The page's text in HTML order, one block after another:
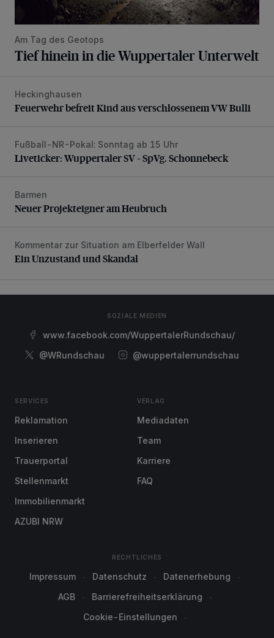
Am Tag des Geotops
Tief hinein in die Wuppertaler Unterwelt
Feuerwehr befreit Kind aus verschlossenem VW Bulli
Heckinghausen
Feuerwehr befreit Kind aus verschlossenem VW Bulli
Liveticker: Wuppertaler SV – SpVg. Schonnebeck
Fußball-NR-Pokal: Sonntag ab 15 Uhr
Liveticker: Wuppertaler SV – SpVg. Schonnebeck
Neuer Projekteigner am Heubruch
Barmen
Neuer Projekteigner am Heubruch
Ein Unzustand und Skandal
Kommentar zur Situation am Elberfelder Wall
Ein Unzustand und Skandal
SOZIALE MEDIEN
www.facebook.com/WuppertalerRundschau/
@WRundschau
@wuppertalerrundschau
SERVICES
Reklamation
Inserieren
Trauerportal
Stellenmarkt
Immobilienmarkt
AZUBI NRW
VERLAG
Mediadaten
Team
Karriere
FAQ
RECHTLICHES
Impressum Datenschutz
Datenerhebung
AGB
Barrierefreiheitserklärung
Cookie-Einstellungen